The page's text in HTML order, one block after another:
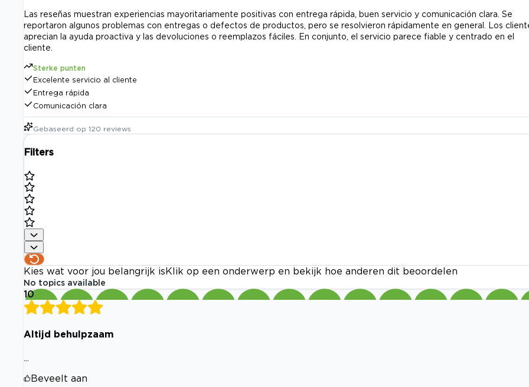
Las reseñas muestran experiencias mayoritariamente positivas con entrega rápida, buen servicio y comunicación clara. Se
reportaron algunos problemas con entregas o defectos de productos, pero se resolvieron rápidamente en general. Los
aprecian la ayuda proactiva y las devoluciones o reemplazos fáciles. En conjunto, el servicio parece fiable y centrado en el
cliente.
Sterke punten
Excelente servicio al cliente
Entrega rápida
Comunicación clara
Gebaseerd op 120 reviews
Filters
Kies wat voor jou belangrijk is Klik op een onderwerp en bekijk hoe anderen dit beoordelen
No topics available
10
Altijd behulpzaam
...
Beveelt aan